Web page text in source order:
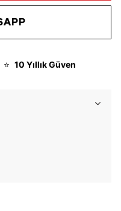
⭐ 10 Yıllık Güven